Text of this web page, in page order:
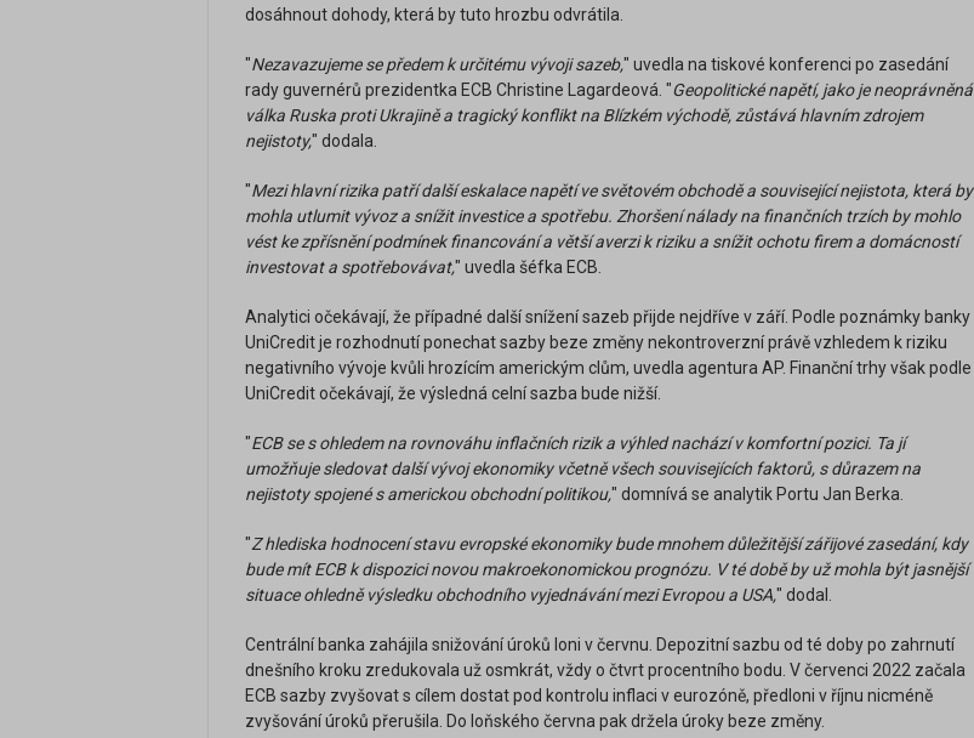
dosáhnout dohody, která by tuto hrozbu odvrátila.
"Nezavazujeme se předem k určitému vývoji sazeb," uvedla na tiskové konferenci po zasedání
rady guvernérů prezidentka ECB Christine Lagardeová. "Geopolitické napětí, jako je neoprávněná
válka Ruska proti Ukrajině a tragický konflikt na Blízkém východě, zůstává hlavním zdrojem
nejistoty," dodala.
"Mezi hlavní rizika patří další eskalace napětí ve světovém obchodě a související nejistota, která by
mohla utlumit vývoz a snížit investice a spotřebu. Zhoršení nálady na finančních trzích by mohlo
vést ke zpřísnění podmínek financování a větší averzi k riziku a snížit ochotu firem a domácností
investovat a spotřebovávat," uvedla šéfka ECB.
Analytici očekávají, že případné další snížení sazeb přijde nejdříve v září. Podle poznámky banky
UniCredit je rozhodnutí ponechat sazby beze změny nekontroverzní právě vzhledem k riziku
negativního vývoje kvůli hrozícím americkým clům, uvedla agentura AP. Finanční trhy však podle
UniCredit očekávají, že výsledná celní sazba bude nižší.
"ECB se s ohledem na rovnováhu inflačních rizik a výhled nachází v komfortní pozici. Ta jí
umožňuje sledovat další vývoj ekonomiky včetně všech souvisejících faktorů, s důrazem na
nejistoty spojené s americkou obchodní politikou," domnívá se analytik Portu Jan Berka.
"Z hlediska hodnocení stavu evropské ekonomiky bude mnohem důležitější zářijové zasedání, kdy
bude mít ECB k dispozici novou makroekonomickou prognózu. V té době by už mohla být jasnější
situace ohledně výsledku obchodního vyjednávání mezi Evropou a USA," dodal.
Centrální banka zahájila snižování úroků loni v červnu. Depozitní sazbu od té doby po zahrnutí
dnešního kroku zredukovala už osmkrát, vždy o čtvrt procentního bodu. V červenci 2022 začala
ECB sazby zvyšovat s cílem dostat pod kontrolu inflaci v eurozóně, předloni v říjnu nicméně
zvyšování úroků přerušila. Do loňského června pak držela úroky beze změny.